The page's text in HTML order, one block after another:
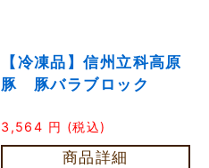
【冷凍品】信州立科高原
豚 豚バラブロック
3,564 円 (税込)
商品詳細